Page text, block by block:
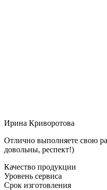
Ирина Криворотова
Отлично выполняете свою
довольны, респект!)
Качество продукции
Уровень сервиса
Срок изготовления